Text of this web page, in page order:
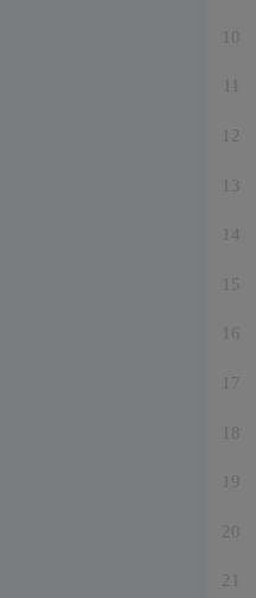
10
12
13
14
15
16
17
18
19
20
21